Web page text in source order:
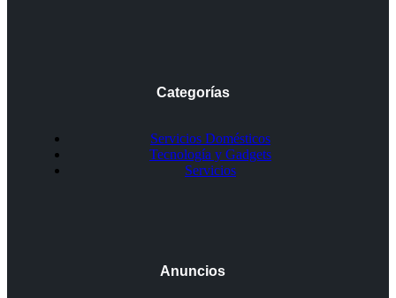
Categorías
Servicios Domésticos
Tecnología y Gadgets
Servicios
Anuncios